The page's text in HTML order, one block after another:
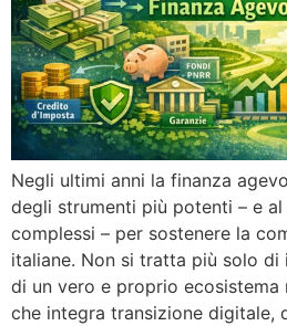
Negli ultimi anni la finanza
degli strumenti più potenti – e
complessi – per sostenere la
italiane. Non si tratta più solo di
di un vero e proprio
che integra transizione digitale,